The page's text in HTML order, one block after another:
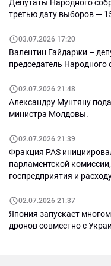
Депутаты Народного
третью дату выборов —
03.07.2026 17:20
Валентин Гайдаржи –
председатель Народного
02.07.2026 21:48
Александру Мунтяну
министра Молдовы.
02.07.2026 21:39
Фракция PAS
парламентской
госпредприятия и
02.07.2026 21:37
Япония запускает
дронов совместно с